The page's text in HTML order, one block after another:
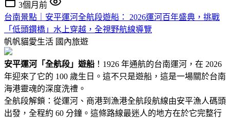
3個月前
台南景點｜安平運河全航段遊船： 2026運河百年盛典，挑戰
「低頭鑽橋」水上穿越，全視野航線導覽
帆帆貓愛生活 國內旅遊
安平運河「全航段」遊船 ！1926 年通航的台南運河，在 2026
年迎來了它的 100 歲生日。這不只是遊船，這是一場關於台南
海港靈魂的深度洗禮。
全航段解鎖：從運河、商港到漁港全航段航線由安平漁人碼頭
出發，全程約 60 分鐘。這條路線最迷人的地方在於它完整行